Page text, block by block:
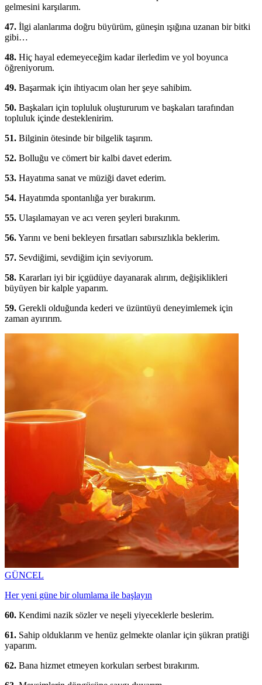
gelmesini karşılarım.
47. İlgi alanlarıma doğru büyürüm, güneşin ışığına uzanan bir bitki
gibi…
48. Hiç hayal edemeyeceğim kadar ilerledim ve yol boyunca
öğreniyorum.
49. Başarmak için ihtiyacım olan her şeye sahibim.
50. Başkaları için topluluk oluştururum ve başkaları tarafından
topluluk içinde desteklenirim.
51. Bilginin ötesinde bir bilgelik taşırım.
52. Bolluğu ve cömert bir kalbi davet ederim.
53. Hayatıma sanat ve müziği davet ederim.
54. Hayatımda spontanlığa yer bırakırım.
55. Ulaşılamayan ve acı veren şeyleri bırakırım.
56.Yarını ve beni bekleyen fırsatları sabırsızlıkla beklerim.
57. Sevdiğimi, sevdiğim için seviyorum.
58. Kararları iyi bir içgüdüye dayanarak alırım, değişiklikleri
büyüyen bir kalple yaparım.
59. Gerekli olduğunda kederi ve üzüntüyü deneyimlemek için
zaman ayırırım.
GÜNCEL
Her yeni güne bir olumlama ile başlayın
60. Kendimi nazik sözler ve neşeli yiyeceklerle beslerim.
61. Sahip olduklarım ve henüz gelmekte olanlar için şükran pratiği
yaparım.
62. Bana hizmet etmeyen korkuları serbest bırakırım.